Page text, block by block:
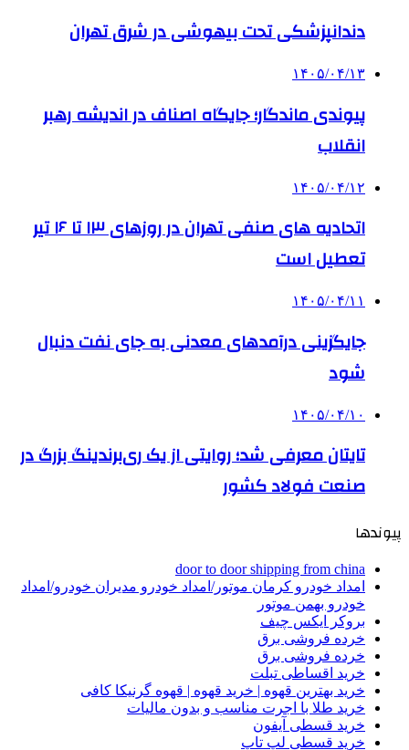
دندانپزشکی تحت بیهوشی در شرق تهران
۱۴۰۵/۰۴/۱۳
پیوندی ماندگار؛ جایگاه اصناف در اندیشه رهبر
انقلاب
۱۴۰۵/۰۴/۱۲
اتحادیه های صنفی تهران در روزهای ۱۳ تا ۱۶ تیر
تعطیل است
۱۴۰۵/۰۴/۱۱
جایگزینی درآمدهای معدنی به جای نفت دنبال
شود
۱۴۰۵/۰۴/۱۰
تایتان معرفی شد؛ روایتی از یک ری‌برندینگ بزرگ در
صنعت فولاد کشور
پیوندها
door to door shipping from china
امداد خودرو کرمان موتور/امداد خودرو مدیران خودرو/امداد
خودرو بهمن موتور
بروکر ایکس چیف
خرده فروشی برق
خرده فروشی برق
خرید اقساطی تبلت
خرید بهترین قهوه | خرید قهوه | قهوه گرنیکا کافی
خرید طلا با اجرت مناسب و بدون مالیات
خرید قسطی آیفون
خرید قسطی لپ تاپ